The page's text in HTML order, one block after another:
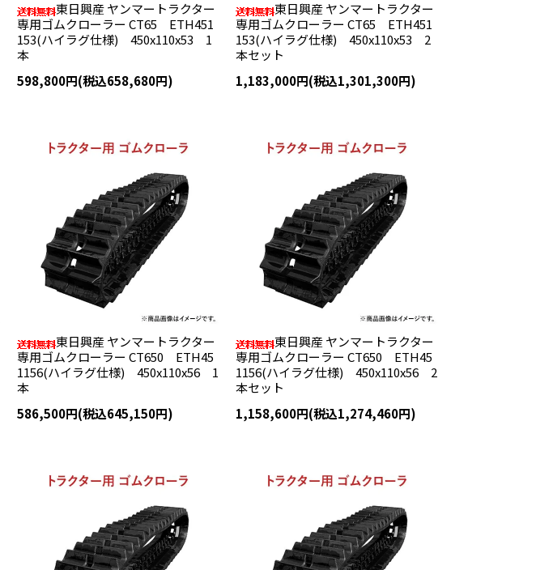
東日興産 ヤンマートラクター
専用ゴムクローラー CT65 ETH451
153(ハイラグ仕様) 450x110x53 1
本
598,800円(税込658,680円)
東日興産 ヤンマートラクター
専用ゴムクローラー CT65 ETH451
153(ハイラグ仕様) 450x110x53 2
本セット
1,183,000円(税込1,301,300円)
東日興産 ヤンマートラクター
専用ゴムクローラー CT650 ETH45
1156(ハイラグ仕様) 450x110x56 1
本
586,500円(税込645,150円)
東日興産 ヤンマートラクター
専用ゴムクローラー CT650 ETH45
1156(ハイラグ仕様) 450x110x56 2
本セット
1,158,600円(税込1,274,460円)